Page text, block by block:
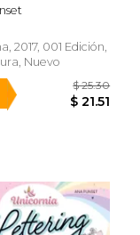
2017, 001 Edición,
Nuevo